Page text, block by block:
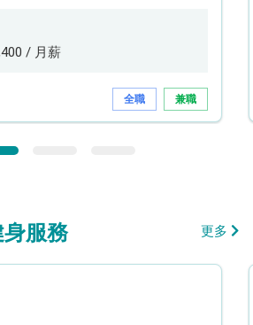
/ 月薪
全職 兼職
服務 更多